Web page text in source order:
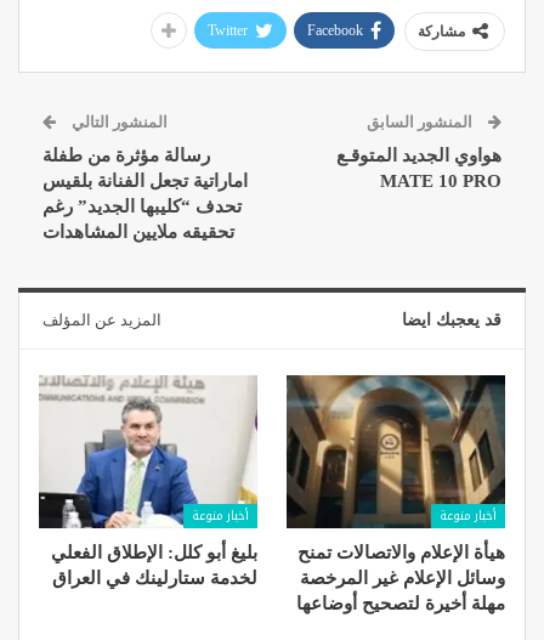
مشاركة Facebook
Twitter
المنشور السابق
هواوي الجديد المتوقـع
MATE 10 PRO
المنشور التالي
رسالة مؤثرة من طفلة
اماراتية تجعل الفنانة بلقيس
تحدف “كليبها الجديد” رغم
تحقيقه ملايين المشاهدات
قد يعجبك ايضا المزيد عن المؤلف
أخبار منوعة
هيأة الإعلام والاتصالات تمنح
وسائل الإعلام غير المرخصة
مهلة أخيرة لتصحيح أوضاعها
أخبار منوعة
بليغ أبو كلل: الإطلاق الفعلي
لخدمة ستارلينك في العراق